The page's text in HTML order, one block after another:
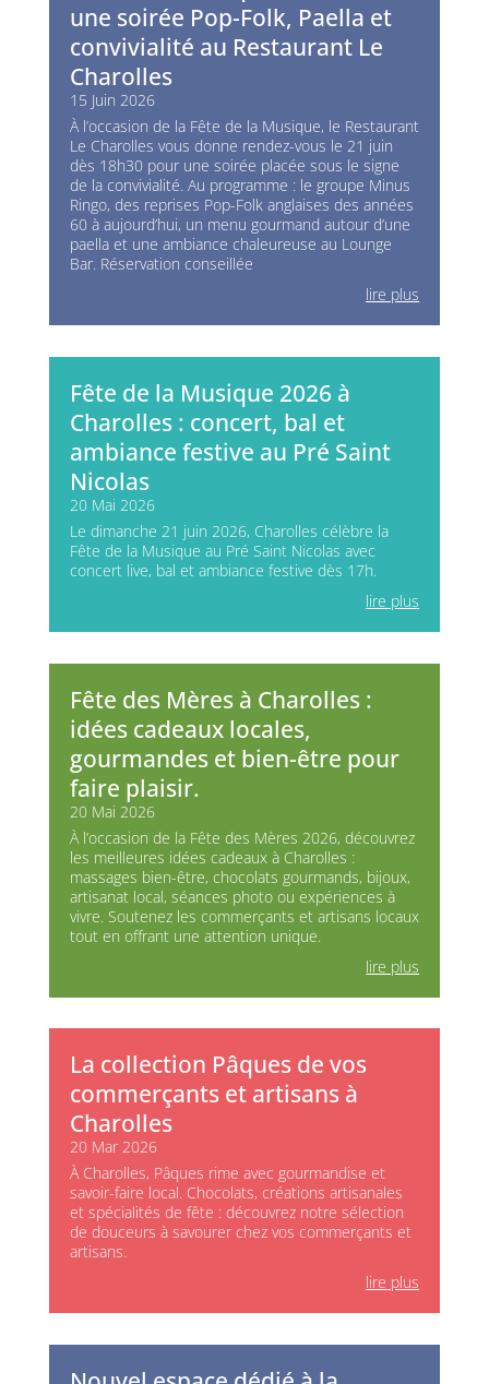
une soirée Pop-Folk, Paella et
convivialité au Restaurant Le
Charolles
15 Juin 2026
À l’occasion de la Fête de la Musique, le Restaurant
Le Charolles vous donne rendez-vous le 21 juin
dès 18h30 pour une soirée placée sous le signe
de la convivialité. Au programme : le groupe Minus
Ringo, des reprises Pop-Folk anglaises des années
60 à aujourd’hui, un menu gourmand autour d’une
paella et une ambiance chaleureuse au Lounge
Bar. Réservation conseillée
lire plus
Fête de la Musique 2026 à
Charolles : concert, bal et
ambiance festive au Pré Saint
Nicolas
20 Mai 2026
Le dimanche 21 juin 2026, Charolles célèbre la
Fête de la Musique au Pré Saint Nicolas avec
concert live, bal et ambiance festive dès 17h.
lire plus
Fête des Mères à Charolles :
idées cadeaux locales,
gourmandes et bien-être pour
faire plaisir.
20 Mai 2026
À l’occasion de la Fête des Mères 2026, découvrez
les meilleures idées cadeaux à Charolles :
massages bien-être, chocolats gourmands, bijoux,
artisanat local, séances photo ou expériences à
vivre. Soutenez les commerçants et artisans locaux
tout en offrant une attention unique.
lire plus
La collection Pâques de vos
commerçants et artisans à
Charolles
20 Mar 2026
À Charolles, Pâques rime avec gourmandise et
savoir-faire local. Chocolats, créations artisanales
et spécialités de fête : découvrez notre sélection
de douceurs à savourer chez vos commerçants et
artisans.
lire plus